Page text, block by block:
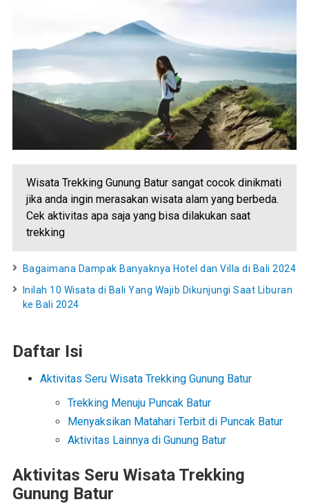
Wisata Trekking Gunung Batur sangat cocok dinikmati
jika anda ingin merasakan wisata alam yang berbeda.
Cek aktivitas apa saja yang bisa dilakukan saat
trekking
Bagaimana Dampak Banyaknya Hotel dan Villa di Bali 2024
Inilah 10 Wisata di Bali Yang Wajib Dikunjungi Saat Liburan
ke Bali 2024
Daftar Isi
Aktivitas Seru Wisata Trekking Gunung Batur
Trekking Menuju Puncak Batur
Menyaksikan Matahari Terbit di Puncak Batur
Aktivitas Lainnya di Gunung Batur
Aktivitas Seru Wisata Trekking
Gunung Batur